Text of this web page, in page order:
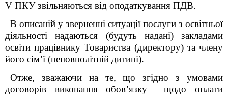
V ПКУ звільняються від оподаткування ПДВ.
В описаній у зверненні ситуації послуги з освітньої
діяльності надаються (будуть надані) закладами
освіти працівнику Товариства (директору) та члену
його сім’ї (неповнолітній дитині).
Отже, зважаючи на те, що згідно з умовами
договорів виконання обов’язку щодо оплати